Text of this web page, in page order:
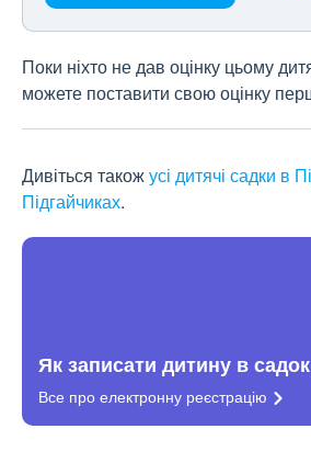
Поки ніхто не дав оцінку цьому
можете поставити свою оцінку
Дивіться такожусі дитячі садки в
Підгайчиках.
Як записати дитину в садок
Все про електронну реєстрацію